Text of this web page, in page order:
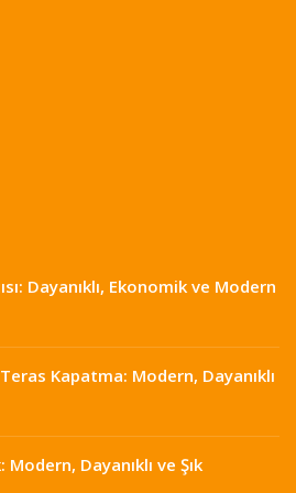
Dayanıklı, Ekonomik ve Modern
Kapatma: Modern, Dayanıklı
Dayanıklı ve Şık